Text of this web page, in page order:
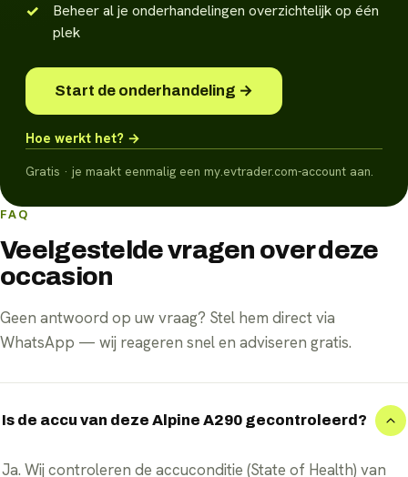
Beheer al je onderhandelingen overzichtelijk op één
plek
Start de onderhandeling →
Hoe werkt het? →
Gratis · je maakt eenmalig een my.evtrader.com-account aan.
FAQ
Veelgestelde vragen over deze
occasion
Geen antwoord op uw vraag? Stel hem direct via
WhatsApp — wij reageren snel en adviseren gratis.
Is de accu van deze Alpine A290 gecontroleerd?
Ja. Wij controleren de accuconditie (State of Health) van